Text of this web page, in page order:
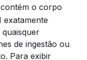
contém o corpo
exatamente
de ingestão ou
Para exibir